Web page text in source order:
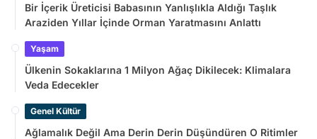
Bir İçerik Üreticisi Babasının Yanlışlıkla Aldığı Taşlık
Araziden Yıllar İçinde Orman Yaratmasını Anlattı
Yaşam
Ülkenin Sokaklarına 1 Milyon Ağaç Dikilecek: Klimalara
Veda Edecekler
Genel Kültür
Ağlamalık Değil Ama Derin Derin Düşündüren O Ritimler